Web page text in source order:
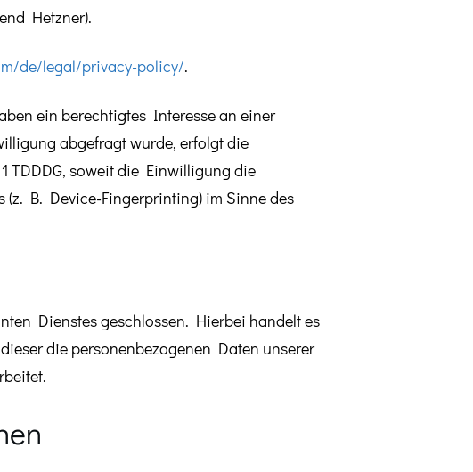
Hetzner).
de/legal/privacy-policy/.
ein berechtigtes Interesse an einer
abgefragt wurde, erfolgt die
TDDDG, soweit die Einwilligung die
B. Device-Fingerprinting) im Sinne des
Dienstes geschlossen. Hierbei handelt es
die personenbezogenen Daten unserer